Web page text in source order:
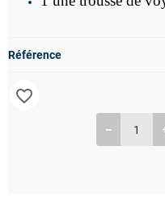
Référence
favorite_border